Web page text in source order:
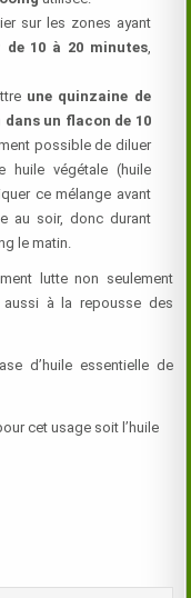
sur les zones ayant
de 10 à 20 minutes,
une quinzaine de
un flacon de 10
possible de diluer
huile végétale (huile
ce mélange avant
au soir, donc durant
le matin.
lutte non seulement
à la repousse des
d’huile essentielle de
cet usage soit l’huile